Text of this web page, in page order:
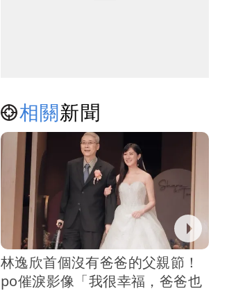
相關新聞
林逸欣首個沒有爸爸的父親節！
po催淚影像「我很幸福，爸爸也